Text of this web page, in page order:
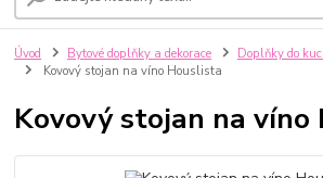
Úvod Bytové doplňky a dekorace Doplňky do
Kovový stojan na víno Houslista
Kovový stojan na víno